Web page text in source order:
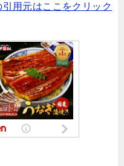
引用元はここをクリック